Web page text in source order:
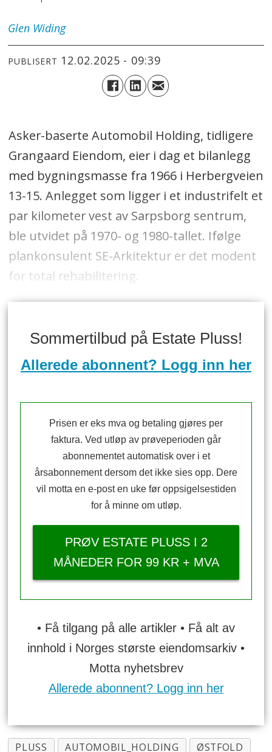
Glen Widing
PUBLISERT 12.02.2025 - 09:39
Asker-baserte Automobil Holding, tidligere
Grangaard Eiendom, eier i dag et bilanlegg
med bygningsmasse fra 1966 i Herbergveien
13-15. Anlegget som ligger i et industrifelt et
par kilometer vest av Sarpsborg sentrum,
ble utvidet på 1970- og 1980-tallet. Ifølge
plankonsulent SE-Arkitektur er det modent
for total rehabilitering.
Sommertilbud på Estate Pluss!
Allerede abonnent? Logg inn her
Prisen er eks mva og betaling gjøres per
faktura. Ved utløp av prøveperioden går
abonnementet automatisk over i et
årsabonnement dersom det ikke sies opp. Dere
vil motta en e-post en uke før oppsigelsestiden
for å minne om utløp.
PRØV ESTATE PLUSS I 2
MÅNEDER FOR 99 KR + MVA
• Få tilgang på alle artikler • Få alt av
innhold i Norges største eiendomsarkiv •
Motta nyhetsbrev
Allerede abonnent? Logg inn her
PLUSS AUTOMOBIL_HOLDING
ØSTFOLD